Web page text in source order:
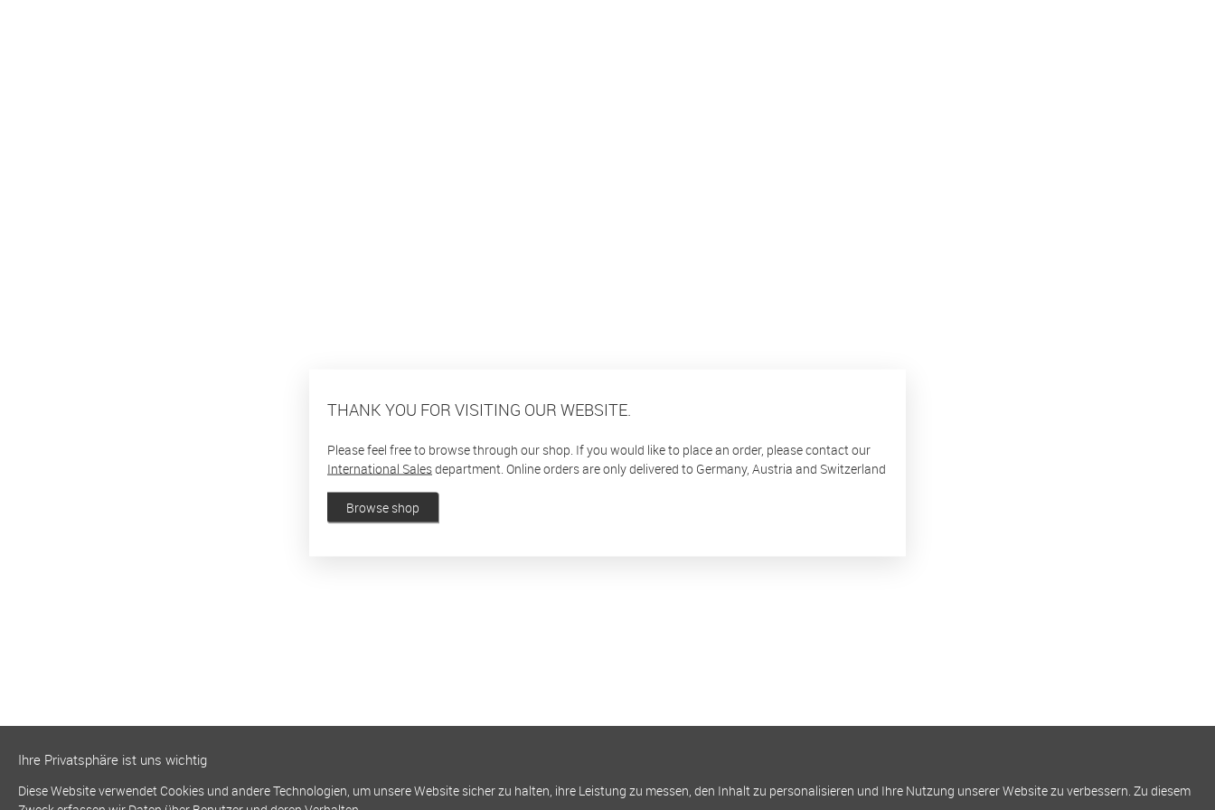
THANK YOU FOR VISITING OUR WEBSITE.
Please feel free to browse through our shop. If you would like to place an order, please contact our
International Salesdepartment. Online orders are only delivered to Germany, Austria and Switzerland
Browse shop
Ihre Privatsphäre ist uns wichtig
Diese Website verwendet Cookies und andere Technologien, um unsere Website sicher zu halten, ihre Leistung zu messen, den Inhalt zu personalisieren und Ihre Nutzung unserer Website zu verbessern. Zu diesem